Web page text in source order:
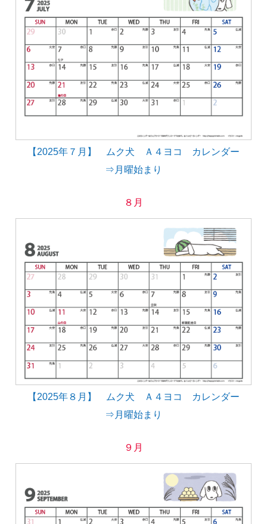
【2025年７月】 ムク犬 Ａ４ヨコ カレンダー
⇒月曜始まり
８月
【2025年８月】 ムク犬 Ａ４ヨコ カレンダー
⇒月曜始まり
９月